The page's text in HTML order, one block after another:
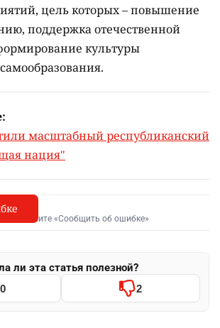
цель которых –повышение
поддержка отечественной
культуры
масштабный республиканский
нация"
и нажмите «Сообщить об ошибке»
ли эта статья полезной?
2